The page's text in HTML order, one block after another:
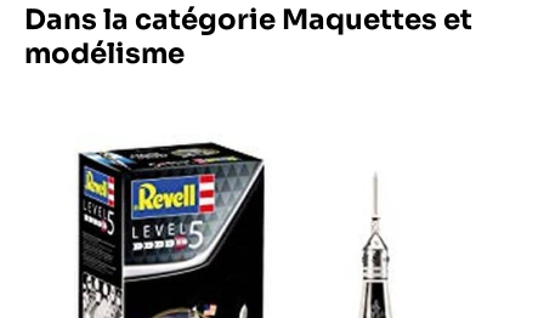
Dans la catégorie Maquettes et
modélisme